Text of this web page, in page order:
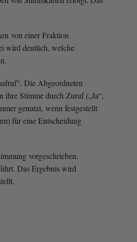
von einer Fraktion
wird deutlich, welche
Die Abgeordneten
ihre Stimme durch Zuruf („Ja“,
genutzt, wenn festgestellt
für eine Entscheidung
vorgeschrieben.
Das Ergebnis wird